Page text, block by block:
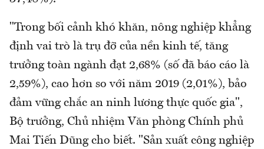
"Trong bối cảnh khó khăn, nông nghiệp khẳng
định vai trò là trụ đỡ của nền kinh tế, tăng
trưởng toàn ngành đạt 2,68% (số đã báo cáo là
2,59%), cao hơn so với năm 2019 (2,01%), bảo
đảm vững chắc an ninh lương thực quốc gia",
Bộ trưởng, Chủ nhiệm Văn phòng Chính phủ
Mai Tiến Dũng cho biết. "Sản xuất công nghiệp